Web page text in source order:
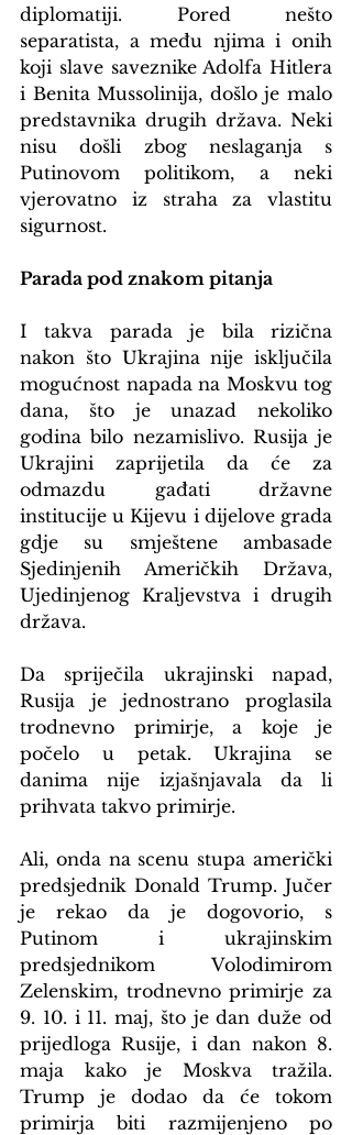
diplomatiji. Pored nešto
separatista, a među njima i onih
koji slave saveznike Adolfa Hitlera
i Benita Mussolinija, došlo je malo
predstavnika drugih država. Neki
nisu došli zbog neslaganja s
Putinovom politikom, a neki
vjerovatno iz straha za vlastitu
sigurnost.
Parada pod znakom pitanja
I takva parada je bila rizična
nakon što Ukrajina nije isključila
mogućnost napada na Moskvu tog
dana, što je unazad nekoliko
godina bilo nezamislivo. Rusija je
Ukrajini zaprijetila da će za
odmazdu gađati državne
institucije u Kijevu i dijelove grada
gdje su smještene ambasade
Sjedinjenih Američkih Država,
Ujedinjenog Kraljevstva i drugih
država.
Da spriječila ukrajinski napad,
Rusija je jednostrano proglasila
trodnevno primirje, a koje je
počelo u petak. Ukrajina se
danima nije izjašnjavala da li
prihvata takvo primirje.
Ali, onda na scenu stupa američki
predsjednik Donald Trump. Jučer
je rekao da je dogovorio, s
Putinom i ukrajinskim
predsjednikom Volodimirom
Zelenskim, trodnevno primirje za
9. 10. i 11. maj, što je dan duže od
prijedloga Rusije, i dan nakon 8.
maja kako je Moskva tražila.
Trump je dodao da će tokom
primirja biti razmijenjeno po